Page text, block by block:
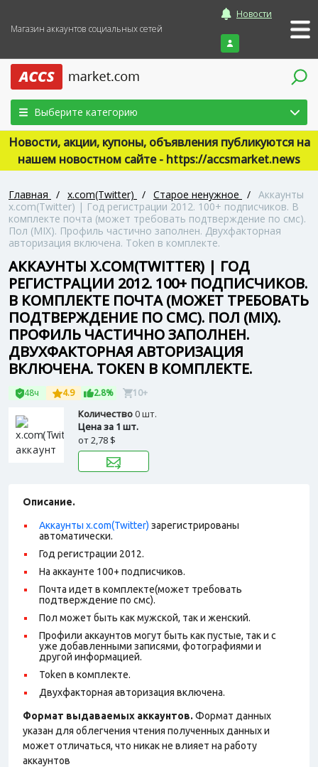
Магазин аккаунтов социальных сетей
Новости
Войти
Выберите категорию
Новости, акции, купоны, объявления публикуются на
нашем новостном сайте - https://accsmarket.news
Главная / x.com(Twitter) / Старое ненужное / Аккаунты
x.com(Twitter) | Год регистрации 2012. 100+ подписчиков. В
комплекте почта (может требовать подтверждение по смс).
Пол (MIX). Профиль частично заполнен. Двухфакторная
авторизация включена. Token в комплекте.
АККАУНТЫ X.COM(TWITTER) | ГОД
РЕГИСТРАЦИИ 2012. 100+ ПОДПИСЧИКОВ.
В КОМПЛЕКТЕ ПОЧТА (МОЖЕТ ТРЕБОВАТЬ
ПОДТВЕРЖДЕНИЕ ПО СМС). ПОЛ (MIX).
ПРОФИЛЬ ЧАСТИЧНО ЗАПОЛНЕН.
ДВУХФАКТОРНАЯ АВТОРИЗАЦИЯ
ВКЛЮЧЕНА. TOKEN В КОМПЛЕКТЕ.
48ч 4.9 2.8% 10+
Количество0 шт.
Цена за 1 шт.
от2,78 $
Описание.
Аккаунты x.com(Twitter) зарегистрированы
автоматически.
Год регистрации 2012.
На аккаунте 100+ подписчиков.
Почта идет в комплекте(может требовать
подтверждение по смс).
Пол может быть как мужской, так и женский.
Профили аккаунтов могут быть как пустые, так и с
уже добавленными записями, фотографиями и
другой информацией.
Token в комплекте.
Двухфакторная авторизация включена.
Формат выдаваемых аккаунтов. Формат данных
указан для облегчения чтения полученных данных и
может отличаться, что никак не влияет на работу
аккаунтов